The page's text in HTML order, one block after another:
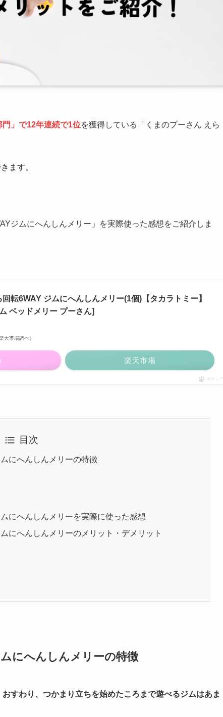
門」で12年連続で1位を獲得している「くまのプーさん えら
ます。
ジムにへんしんメリー」を実際使った感想をご紹介しま
転6WAY ジムにへんしんメリー(1個)【タカラトミー】
ベッドメリー プーさん]
天市場調べ）
楽天市場
ポチップ
目次
にへんしんメリーの特徴
にへんしんメリーを実際に使った感想
にへんしんメリーのメリット・デメリット
にへんしんメリーの特徴
おすわり、つかまり立ちを始めたころまで遊べるジムはあま